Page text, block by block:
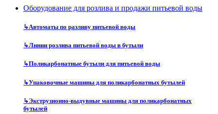
Оборудование для розлива и продажи питьевой воды
↳Автоматы по разливу питьевой воды
↳Линии розлива питьевой воды в бутыли
↳Поликарбонатные бутыли для питьевой воды
↳Упаковочные машины для поликарбонатных бутылей
↳Экструзионно-выдувные машины для поликарбонатных
бутылей